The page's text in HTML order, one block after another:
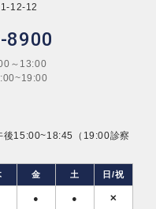
12-12
8900
～13:00
15:00~18:45（19:00診察
金 土 日/祝
● ● ✕